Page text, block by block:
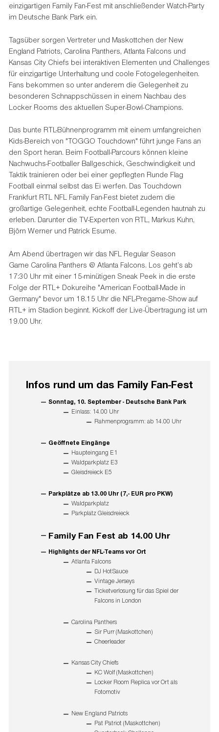
einzigartigen Family Fan-Fest mit anschließender Watch-Party
im Deutsche Bank Park ein.
Tagsüber sorgen Vertreter und Maskottchen der New
England Patriots, Carolina Panthers, Atlanta Falcons und
Kansas City Chiefs bei interaktiven Elementen und Challenges
für einzigartige Unterhaltung und coole Fotogelegenheiten.
Fans bekommen so unter anderem die Gelegenheit zu
besonderen Schnappschüssen in einem Nachbau des
Locker Rooms des aktuellen Super-Bowl-Champions.
Das bunte RTL-Bühnenprogramm mit einem umfangreichen
Kids-Bereich von "TOGGO Touchdown" führt junge Fans an
den Sport heran. Beim Football-Parcours können kleine
Nachwuchs-Footballer Ballgeschick, Geschwindigkeit und
Taktik trainieren oder bei einer gepflegten Runde Flag
Football einmal selbst das Ei werfen. Das Touchdown
Frankfurt RTL NFL Family Fan-Fest bietet zudem die
großartige Gelegenheit, echte Football-Legenden hautnah zu
erleben. Darunter die TV-Experten von RTL, Markus Kuhn,
Björn Werner und Patrick Esume.
Am Abend übertragen wir das NFL Regular Season
Game Carolina Panthers @ Atlanta Falcons. Los geht’s ab
17:30 Uhr mit einer 15-minütigen Sneak Peek in die erste
Folge der RTL+ Dokureihe "American Football-Made in
Germany" bevor um 18.15 Uhr die NFL-Pregame-Show auf
RTL+ im Stadion beginnt. Kickoff der Live-Übertragung ist um
19.00 Uhr.
Infos rund um das Family Fan-Fest
Sonntag, 10. September - Deutsche Bank Park
Einlass: 14.00 Uhr
Rahmenprogramm: ab 14.00 Uhr
Geöffnete Eingänge
Haupteingang E1
Waldparkplatz E3
Gleisdreieck E5
Parkplätze ab 13.00 Uhr (7,- EUR pro PKW)
Waldparkplatz
Parkplatz Gleisdreieck
Family Fan Fest ab 14.00 Uhr
Highlights der NFL-Teams vor Ort
Atlanta Falcons
DJ HotSauce
Vintage Jerseys
Ticketverlosung für das Spiel der
Falcons in London
Carolina Panthers
Sir Purr (Maskottchen)
Cheerleader
Kansas City Chiefs
KC Wolf (Maskottchen)
Locker Room Replica vor Ort als
Fotomotiv
New England Patriots
Pat Patriot (Maskottchen)